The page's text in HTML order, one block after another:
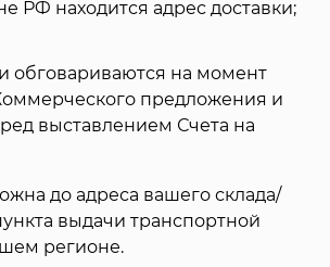
РФ находится адрес доставки;
обговариваются на момент
предложения и
выставлением Счета на
до адреса вашего склада/
выдачи транспортной
регионе.